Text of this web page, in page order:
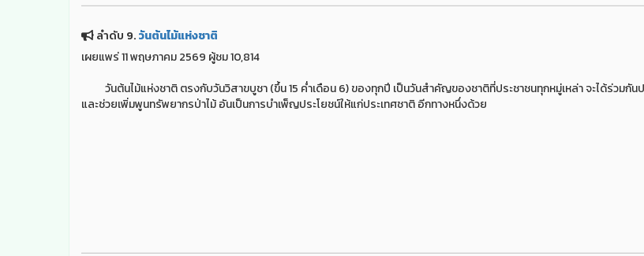
ลำดับ 9.วันต้นไม้แห่งชาติ
เผยแพร่ 11 พฤษภาคม 2569 ผู้ชม 10,814
วันต้นไม้แห่งชาติ ตรงกับวันวิสาขบูชา (ขึ้น 15 ค่ำเดือน 6) ของทุกปี เป็นวันสำคัญของชาติที่ประชาชนทุกหมู่เหล่า จะได้ร่วมกัน
และช่วยเพิ่มพูนทรัพยากรป่าไม้ อันเป็นการบำเพ็ญประโยชน์ให้แก่ประเทศชาติ อีกทางหนึ่งด้วย